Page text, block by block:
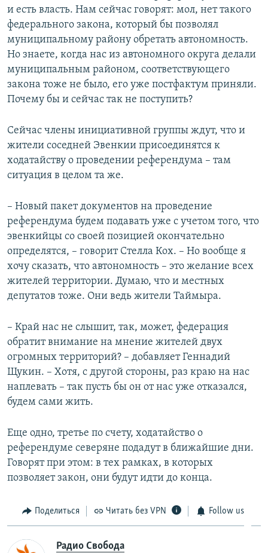
и есть власть. Нам сейчас говорят: мол, нет такого
федерального закона, который бы позволял
муниципальному району обретать автономность.
Но знаете, когда нас из автономного округа делали
муниципальным районом, соответствующего
закона тоже не было, его уже постфактум приняли.
Почему бы и сейчас так не поступить?
Сейчас члены инициативной группы ждут, что и
жители соседней Эвенкии присоединятся к
ходатайству о проведении референдума – там
ситуация в целом та же.
– Новый пакет документов на проведение
референдума будем подавать уже с учетом того, что
эвенкийцы со своей позицией окончательно
определятся, – говорит Стелла Кох. – Но вообще я
хочу сказать, что автономность – это желание всех
жителей территории. Думаю, что и местных
депутатов тоже. Они ведь жители Таймыра.
– Край нас не слышит, так, может, федерация
обратит внимание на мнение жителей двух
огромных территорий? – добавляет Геннадий
Щукин. – Хотя, с другой стороны, раз краю на нас
наплевать – так пусть бы он от нас уже отказался,
будем сами жить.
Еще одно, третье по счету, ходатайство о
референдуме северяне подадут в ближайшие дни.
Говорят при этом: в тех рамках, в которых
позволяет закон, они будут идти до конца.
Поделиться Читать без VPN Follow us
Радио Свобода